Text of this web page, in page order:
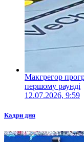
Макгрегор
першому раунді
12.07.2026, 9:59
Кадри дня